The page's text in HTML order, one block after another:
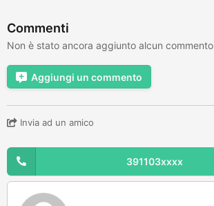
Commenti
Non è stato ancora aggiunto alcun commento
Aggiungi un commento
Invia ad un amico
391103xxxx